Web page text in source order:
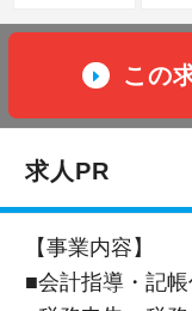
この
求人PR
【事業内容】
■会計指導・記